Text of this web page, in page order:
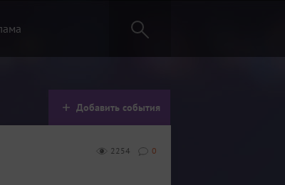
Добавить события
0
2254